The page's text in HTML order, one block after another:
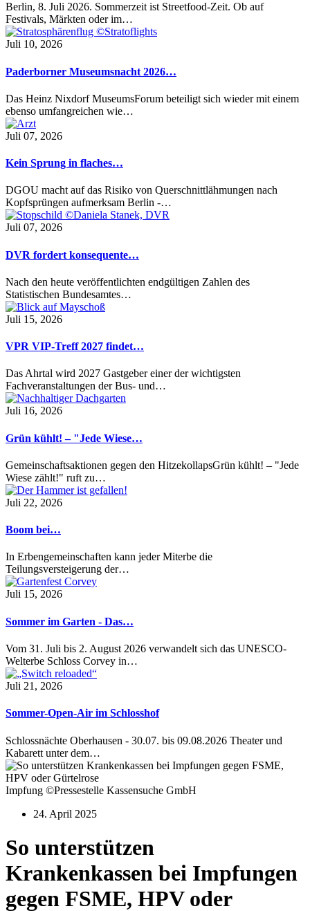
Berlin, 8. Juli 2026. Sommerzeit ist Streetfood-Zeit. Ob auf
Festivals, Märkten oder im…
Juli 10, 2026
Paderborner Museumsnacht 2026…
Das Heinz Nixdorf MuseumsForum beteiligt sich wieder mit einem
ebenso umfangreichen wie…
Juli 07, 2026
Kein Sprung in flaches…
DGOU macht auf das Risiko von Querschnittlähmungen nach
Kopfsprüngen aufmerksam Berlin -…
Juli 07, 2026
DVR fordert konsequente…
Nach den heute veröffentlichten endgültigen Zahlen des
Statistischen Bundesamtes…
Juli 15, 2026
VPR VIP-Treff 2027 findet…
Das Ahrtal wird 2027 Gastgeber einer der wichtigsten
Fachveranstaltungen der Bus- und…
Juli 16, 2026
Grün kühlt! – "Jede Wiese…
Gemeinschaftsaktionen gegen den HitzekollapsGrün kühlt! – "Jede
Wiese zählt!" ruft zu…
Juli 22, 2026
Boom bei…
In Erbengemeinschaften kann jeder Miterbe die
Teilungsversteigerung der…
Juli 15, 2026
Sommer im Garten - Das…
Vom 31. Juli bis 2. August 2026 verwandelt sich das UNESCO-
Welterbe Schloss Corvey in…
Juli 21, 2026
Sommer-Open-Air im Schlosshof
Schlossnächte Oberhausen - 30.07. bis 09.08.2026 Theater und
Kabarett unter dem…
Impfung ©Pressestelle Kassensuche GmbH
24. April 2025
So unterstützen
Krankenkassen bei Impfungen
gegen FSME, HPV oder